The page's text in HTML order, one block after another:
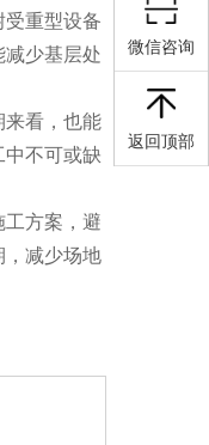
重型设备
少基层处
来看，也能
不可或缺
方案，避
，减少场地
微信咨询
返回顶部